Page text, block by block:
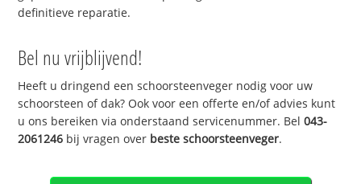
definitieve reparatie.
Bel nu vrijblijvend!
Heeft u dringend een schoorsteenveger nodig voor uw
schoorsteen of dak? Ook voor een offerte en/of advies kunt
u ons bereiken via onderstaand servicenummer. Bel043-
2061246 bij vragen over beste schoorsteenveger.